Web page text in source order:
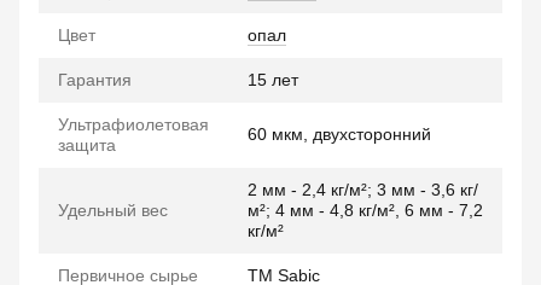
Цвет опал
Гарантия 15 лет
Ультрафиолетовая
защита
60 мкм, двухсторонний
Удельный вес
2 мм - 2,4 кг/м²; 3 мм - 3,6 кг/
м²; 4 мм - 4,8 кг/м², 6 мм - 7,2
кг/м²
Первичное сырье TM Sabic